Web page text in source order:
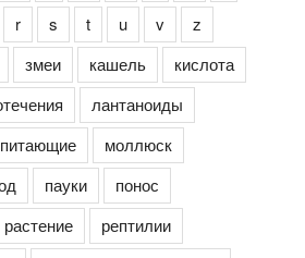
r s t u v
z
змеи кашель
кислота
лантаноиды
моллюск
пауки
понос
растение
рептилии